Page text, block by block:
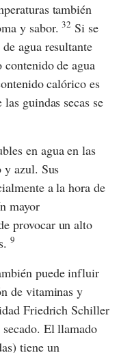
también
y sabor.32 Si se
agua resultante
de agua
calórico es
guindas secas se
en agua en las
y azul. Sus
a la hora de
mayor
provocar un alto
9
puede influir
de vitaminas y
Friedrich Schiller
El llamado
tiene un